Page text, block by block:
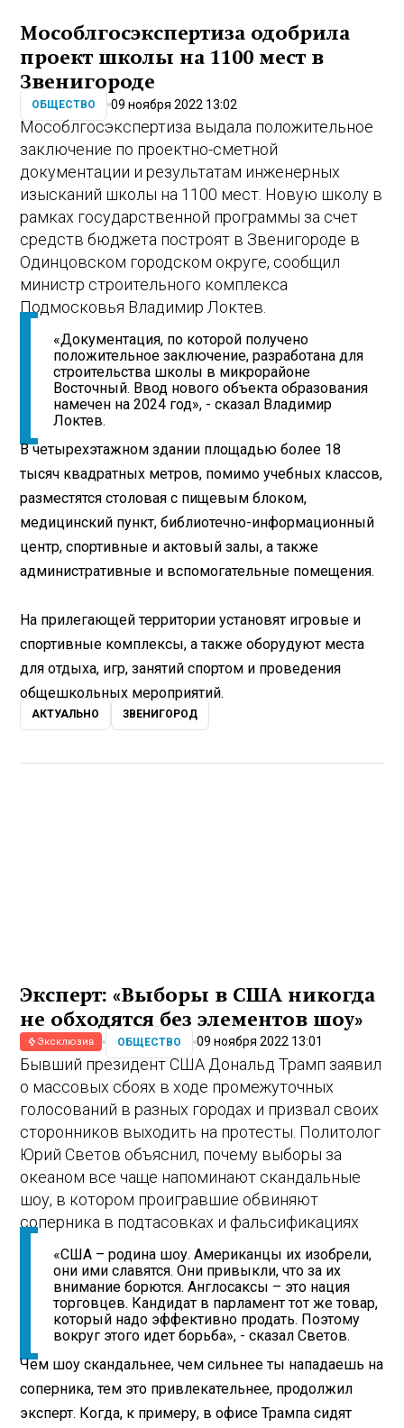
Мособлгосэкспертиза одобрила
проект школы на 1100 мест в
Звенигороде
ОБЩЕСТВО 09 ноября 2022 13:02
Мособлгосэкспертиза выдала положительное
заключение по проектно-сметной
документации и результатам инженерных
изысканий школы на 1100 мест. Новую школу в
рамках государственной программы за счет
средств бюджета построят в Звенигороде в
Одинцовском городском округе, сообщил
министр строительного комплекса
Подмосковья Владимир Локтев.
«Документация, по которой получено
положительное заключение, разработана для
строительства школы в микрорайоне
Восточный. Ввод нового объекта образования
намечен на 2024 год», - сказал Владимир
Локтев.
В четырехэтажном здании площадью более 18
тысяч квадратных метров, помимо учебных классов,
разместятся столовая с пищевым блоком,
медицинский пункт, библиотечно-информационный
центр, спортивные и актовый залы, а также
административные и вспомогательные помещения.
На прилегающей территории установят игровые и
спортивные комплексы, а также оборудуют места
для отдыха, игр, занятий спортом и проведения
общешкольных мероприятий.
АКТУАЛЬНО ЗВЕНИГОРОД
Эксперт: «Выборы в США никогда
не обходятся без элементов шоу»
Эксклюзив ОБЩЕСТВО 09 ноября 2022 13:01
Бывший президент США Дональд Трамп заявил
о массовых сбоях в ходе промежуточных
голосований в разных городах и призвал своих
сторонников выходить на протесты. Политолог
Юрий Светов объяснил, почему выборы за
океаном все чаще напоминают скандальные
шоу, в котором проигравшие обвиняют
соперника в подтасовках и фальсификациях
«США – родина шоу. Американцы их изобрели,
они ими славятся. Они привыкли, что за их
внимание борются. Англосаксы – это нация
торговцев. Кандидат в парламент тот же товар,
который надо эффективно продать. Поэтому
вокруг этого идет борьба», - сказал Светов.
Чем шоу скандальнее, чем сильнее ты нападаешь на
соперника, тем это привлекательнее, продолжил
эксперт. Когда, к примеру, в офисе Трампа сидят